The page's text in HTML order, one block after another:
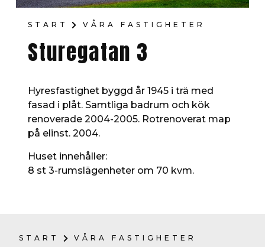
START VÅRA FASTIGHETER
Sturegatan 3
Hyresfastighet byggd år 1945 i trä med
fasad i plåt. Samtliga badrum och kök
renoverade 2004-2005. Rotrenoverat map
på elinst. 2004.
Huset innehåller:
8 st 3-rumslägenheter om 70 kvm.
START VÅRA FASTIGHETER